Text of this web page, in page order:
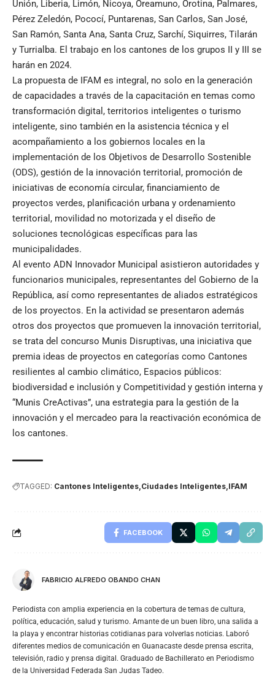
Unión, Liberia, Limón, Nicoya, Oreamuno, Orotina, Palmares,
Pérez Zeledón, Pococí, Puntarenas, San Carlos, San José,
San Ramón, Santa Ana, Santa Cruz, Sarchí, Siquirres, Tilarán
y Turrialba. El trabajo en los cantones de los grupos II y III se
harán en 2024.
La propuesta de IFAM es integral, no solo en la generación
de capacidades a través de la capacitación en temas como
transformación digital, territorios inteligentes o turismo
inteligente, sino también en la asistencia técnica y el
acompañamiento a los gobiernos locales en la
implementación de los Objetivos de Desarrollo Sostenible
(ODS), gestión de la innovación territorial, promoción de
iniciativas de economía circular, financiamiento de
proyectos verdes, planificación urbana y ordenamiento
territorial, movilidad no motorizada y el diseño de
soluciones tecnológicas específicas para las
municipalidades.
Al evento ADN Innovador Municipal asistieron autoridades y
funcionarios municipales, representantes del Gobierno de la
República, así como representantes de aliados estratégicos
de los proyectos. En la actividad se presentaron además
otros dos proyectos que promueven la innovación territorial,
se trata del concurso Munis Disruptivas, una iniciativa que
premia ideas de proyectos en categorías como Cantones
resilientes al cambio climático, Espacios públicos:
biodiversidad e inclusión y Competitividad y gestión interna y
“Munis CreActivas”, una estrategia para la gestión de la
innovación y el mercadeo para la reactivación económica de
los cantones.
TAGGED: Cantones Inteligentes Ciudades Inteligentes IFAM
FACEBOOK
FABRICIO ALFREDO OBANDO CHAN
Periodista con amplia experiencia en la cobertura de temas de cultura,
política, educación, salud y turismo. Amante de un buen libro, una salida a
la playa y encontrar historias cotidianas para volverlas noticias. Laboró
diferentes medios de comunicación en Guanacaste desde prensa escrita,
televisión, radio y prensa digital. Graduado de Bachillerato en Periodismo
de la Universidad Federada San Judas Tadeo.